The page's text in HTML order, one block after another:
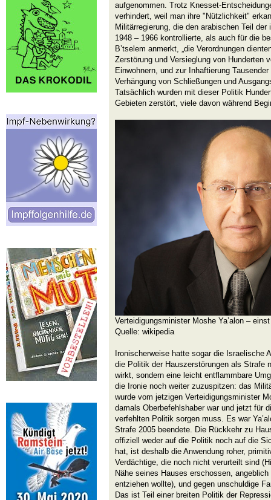
aufgenommen. Trotz Knesset-
verhindert, weil man ihre "Nützlichkeit"
Militärregierung, die den arabischen Teil
1948 – 1966 kontrollierte, als auch für die
B’tselem anmerkt, „die Verordnungen
Zerstörung und Versieglung von Hunderten
Einwohnern, und zur Inhaftierung
Verhängung von Schließungen und
Tatsächlich wurden mit dieser Politik
Gebieten zerstört, viele davon während
Verteidigungsminister Moshe Ya’alon –
Quelle: wikipedia
Ironischerweise hatte sogar die Israelische
die Politik der Hauszerstörungen als Strafe
wirkt, sondern eine leicht entflammbare
die Ironie noch weiter zuzuspitzen: das
wurde vom jetzigen Verteidigungsminister
damals Oberbefehlshaber war und jetzt für
verfehlten Politik sorgen muss. Es war
Strafe 2005 beendete. Die Rückkehr zu
offiziell weder auf die Politik noch auf die
hat, ist deshalb die Anwendung roher,
Verdächtige, die noch nicht verurteilt sind
Nähe seines Hauses erschossen,
entziehen wollte), und gegen unschuldige
Das ist Teil einer breiten Politik der